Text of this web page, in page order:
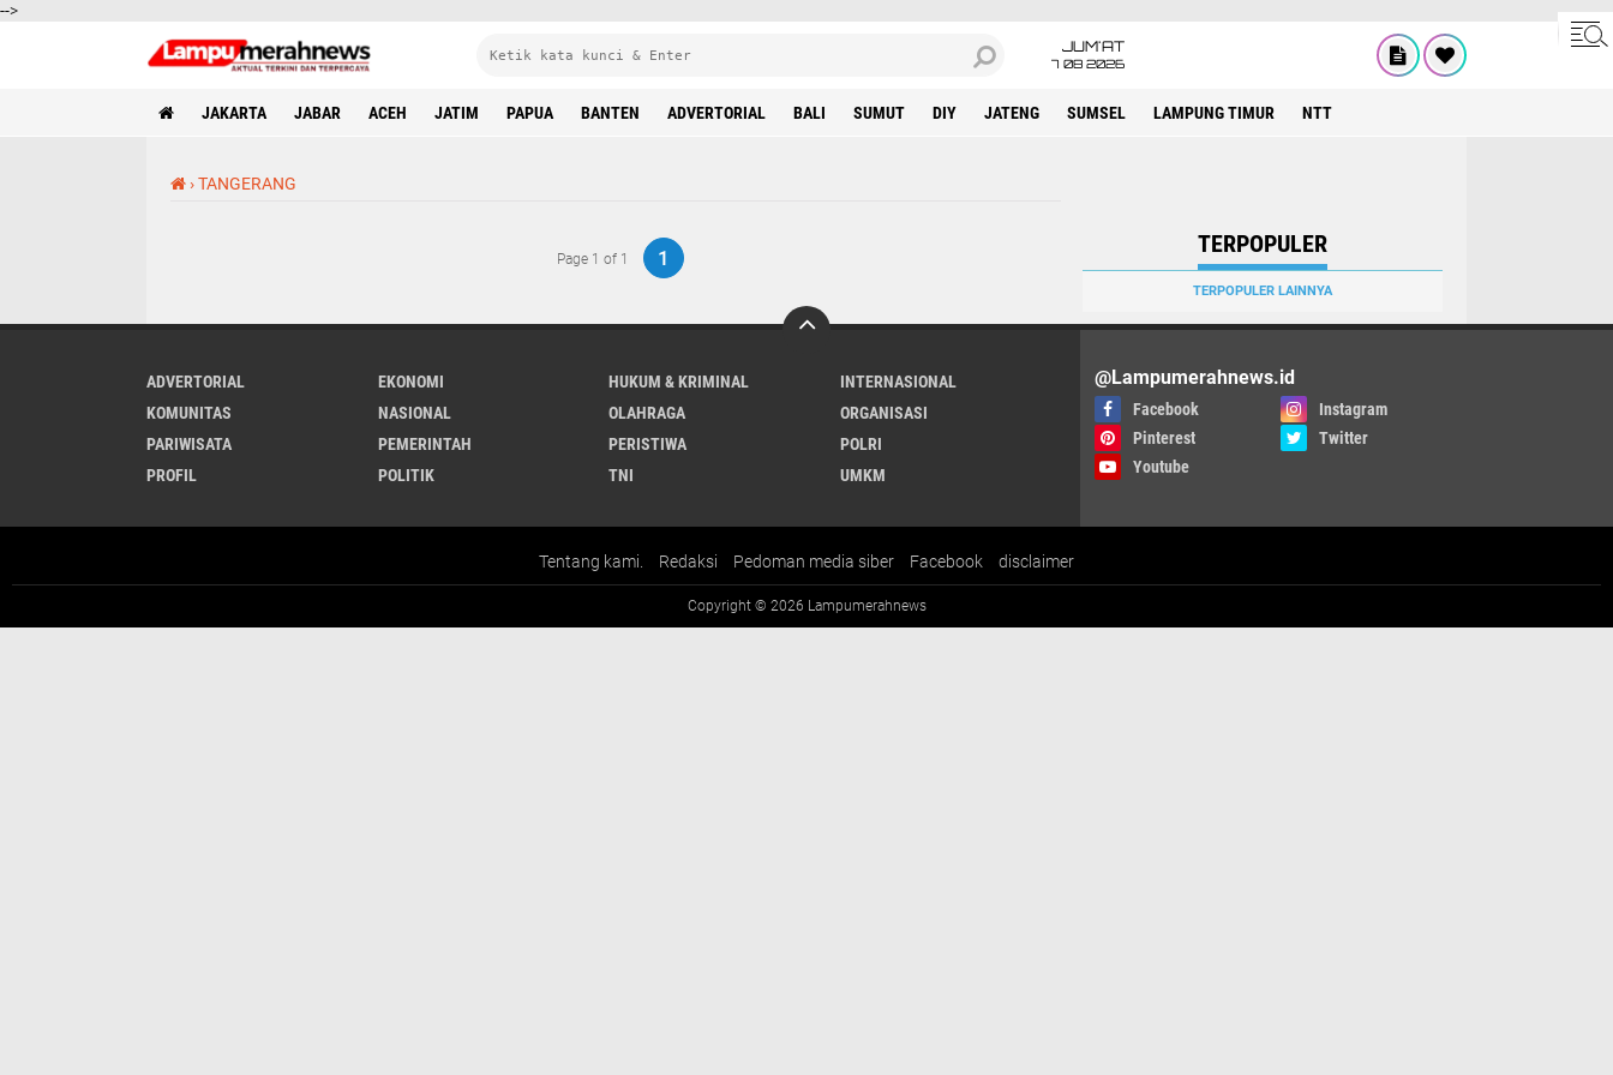
-->
JUM'AT
7 08 2026
JAKARTA JABAR ACEH JATIM PAPUA BANTEN ADVERTORIAL BALI SUMUT DIY JATENG SUMSEL LAMPUNG TIMUR NTT
›TANGERANG
Page 1 of 1 1 TERPOPULER
TERPOPULER LAINNYA
ADVERTORIAL EKONOMI HUKUM & KRIMINAL
INTERNASIONAL
KOMUNITAS
NASIONAL OLAHRAGA
ORGANISASI
PARIWISATA
PEMERINTAH PERISTIWA
POLRI
PROFIL
POLITIK TNI UMKM
@Lampumerahnews.id
Facebook
Instagram
Pinterest
Twitter
Youtube
Tentang kami. Redaksi Pedoman media siber Facebook disclaimer
Copyright © 2026 Lampumerahnews